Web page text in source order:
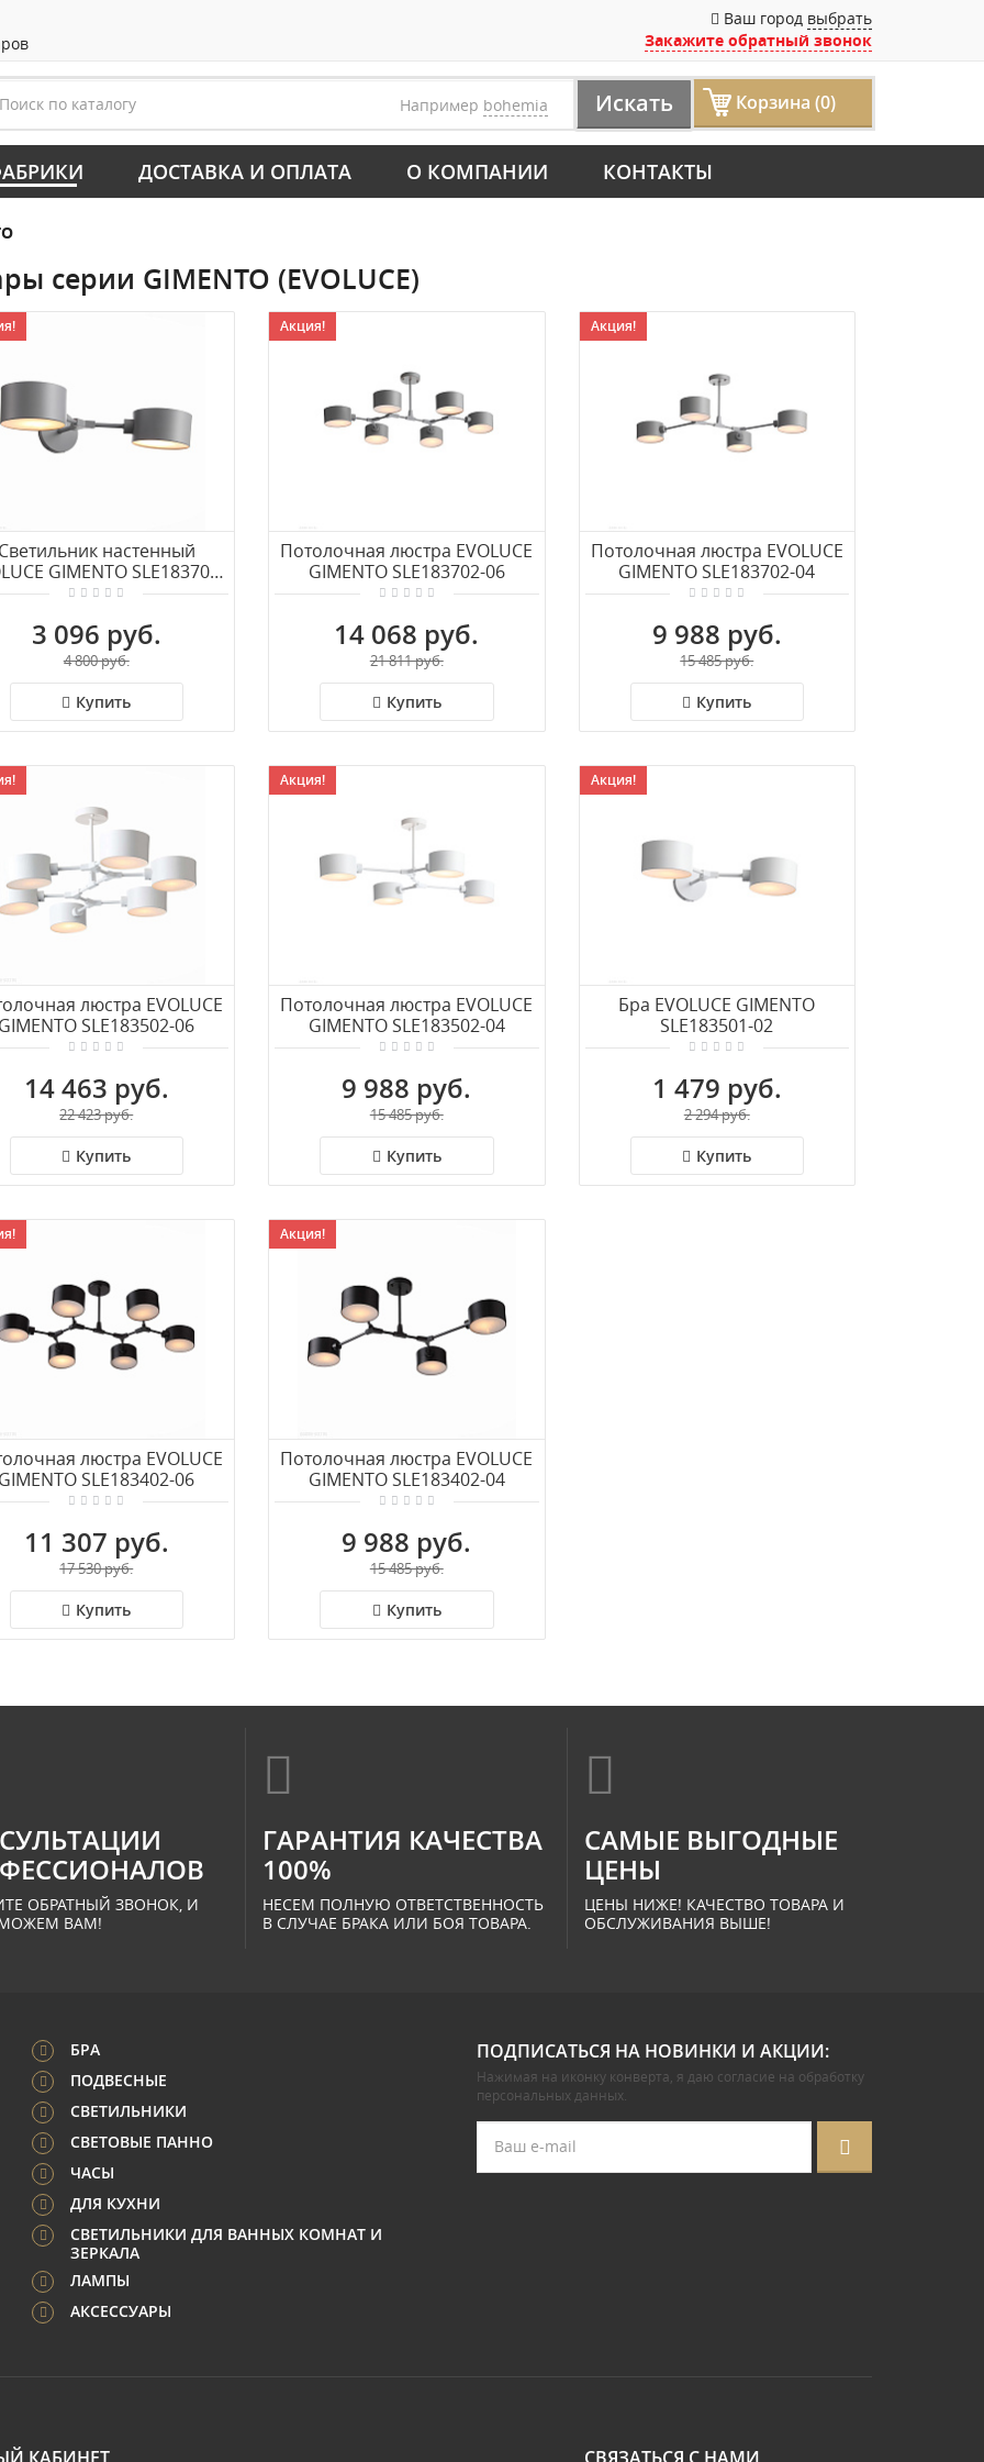
Ваш город выбрать
Закажите обратный звонок
Например bohemia Искать Корзина (0)
ДОСТАВКА И ОПЛАТА О КОМПАНИИ КОНТАКТЫ
серии GIMENTO (EVOLUCE)
Светильник настенный
GIMENTO SLE183701-
02
3 096 руб.
4 800 руб.
Купить
Акция!
Потолочная люстра EVOLUCE
GIMENTO SLE183702-06
14 068 руб.
21 811 руб.
Купить
Акция!
Потолочная люстра EVOLUCE
GIMENTO SLE183702-04
9 988 руб.
15 485 руб.
Купить
люстра EVOLUCE
GIMENTO SLE183502-06
14 463 руб.
22 423 руб.
Купить
Акция!
Потолочная люстра EVOLUCE
GIMENTO SLE183502-04
9 988 руб.
15 485 руб.
Купить
Акция!
Бра EVOLUCE GIMENTO
SLE183501-02
1 479 руб.
2 294 руб.
Купить
люстра EVOLUCE
GIMENTO SLE183402-06
11 307 руб.
17 530 руб.
Купить
Акция!
Потолочная люстра EVOLUCE
GIMENTO SLE183402-04
9 988 руб.
15 485 руб.
Купить
ОБРАТНЫЙ ЗВОНОК, И
ВАМ!
ГАРАНТИЯ КАЧЕСТВА
100%
НЕСЕМ ПОЛНУЮ ОТВЕТСТВЕННОСТЬ
В СЛУЧАЕ БРАКА ИЛИ БОЯ ТОВАРА.
САМЫЕ ВЫГОДНЫЕ
ЦЕНЫ
ЦЕНЫ НИЖЕ! КАЧЕСТВО ТОВАРА И
ОБСЛУЖИВАНИЯ ВЫШЕ!
БРА
ПОДВЕСНЫЕ
СВЕТИЛЬНИКИ
СВЕТОВЫЕ ПАННО
ЧАСЫ
ДЛЯ КУХНИ
СВЕТИЛЬНИКИ ДЛЯ ВАННЫХ КОМНАТ И
ЗЕРКАЛА
ЛАМПЫ
АКСЕССУАРЫ
ПОДПИСАТЬСЯ НА НОВИНКИ И АКЦИИ:
Нажимая на иконку конверта, я даю согласие на обработку
персональных данных.